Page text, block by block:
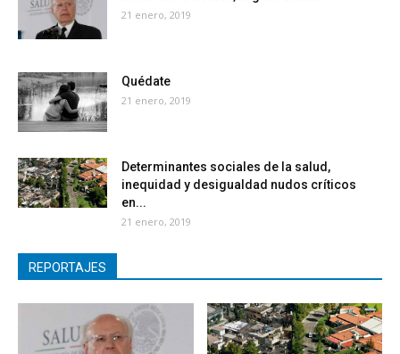
21 enero, 2019
Quédate
21 enero, 2019
Determinantes sociales de la salud,
inequidad y desigualdad nudos críticos
en...
21 enero, 2019
REPORTAJES